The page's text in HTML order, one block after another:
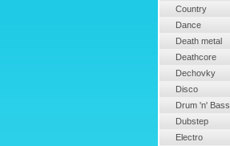
Country
Dance
Death metal
Deathcore
Dechovky
Disco
Drum 'n' Bass
Dubstep
Electro